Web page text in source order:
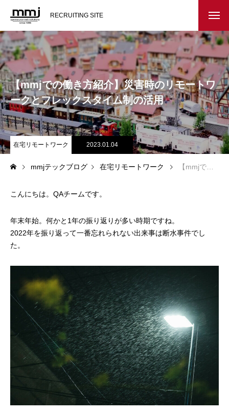
RECRUITING SITE
会社を知る
メッセージ
会社概要
インタビュー
スタッフ紹介
仕事を知る
教務システム開発
不動産システム開発
プログラマーの1週間
求人採用情報
Webエンジニア・プログラマー
フロントエンドエンジニア
【正社員】Webデザイナー
【業務委託】Webデザイナー
【mmjでの働き方紹介】災害時のリモートワ
ークとフレックスタイム制の活用
在宅リモートワーク 2023.01.04
mmjテックブログ 在宅リモートワーク 【mmjでの働き方紹介】災害時のリモートワークとフレックスタイム制の活用
こんにちは。QAチームです。
年末年始。何かと1年の振り返りが多い時期ですね。
2022年を振り返って一番忘れられない出来事は断水事件でし
た。